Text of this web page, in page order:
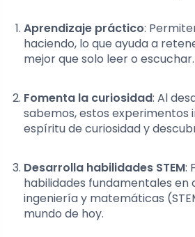
Aprendizaje práctico:
haciendo, lo que ayuda a
mejor que solo leer o escuchar.
Fomenta la curiosidad: Al
sabemos, estos experimentos
espíritu de curiosidad y
Desarrolla habilidades STEM:
habilidades fundamentales en
ingeniería y matemáticas
mundo de hoy.